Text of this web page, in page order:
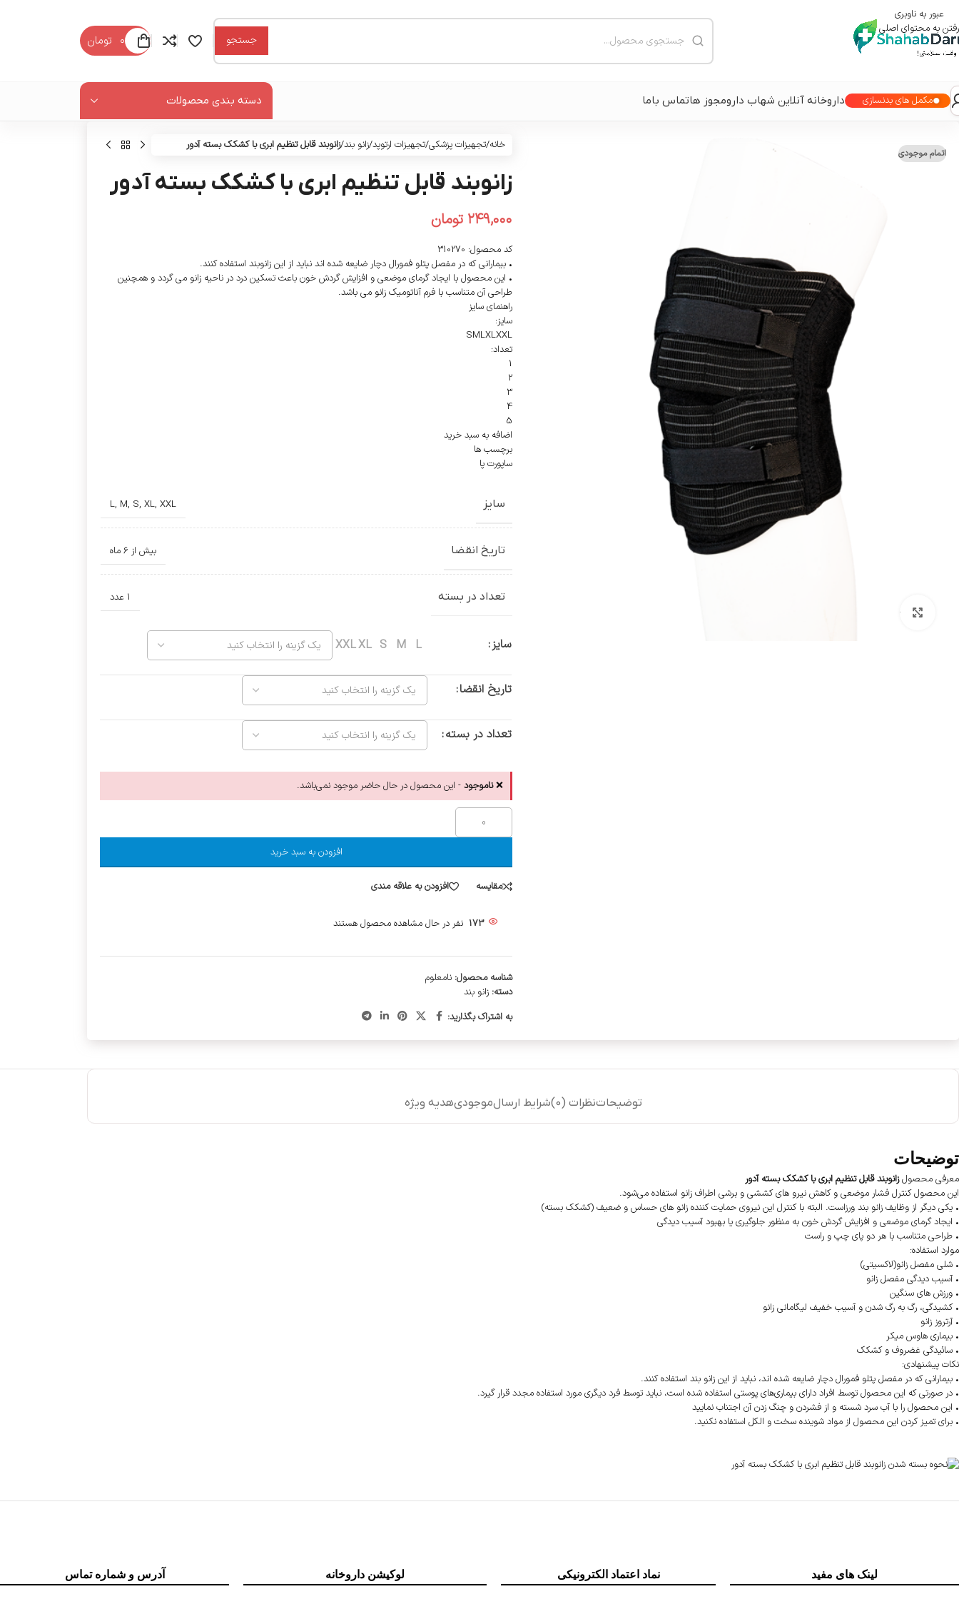
عبور به ناوبری
رفتن به محتوای اصلی
جستجو ۰ تومان
مکمل های بدنسازی داروخانه آنلاین شهاب دارومجوز هاتماس باما دسته بندی محصولات
اتمام موجودی
خانه/تجهیزات پزشکی/تجهیزات ارتوپد/زانو بند/زانوبند قابل تنظیم ابری با کشکک بسته آدور
زانوبند قابل تنظیم ابری با کشکک بسته آدور
۲۴۹,۰۰۰ تومان
کد محصول: 310270
• بیمارانی که در مفصل پتلو فمورال دچار ضایعه شده اند نباید از این زانوبند استفاده کنند.
• این محصول با ایجاد گرمای موضعی و افزایش گردش خون باعث تسکین درد در ناحیه زانو می گردد و همچنین
طراحی آن متناسب با فرم آناتومیک زانو می باشد.
راهنمای سایز
سایز:
SMLXLXXL
تعداد:
1
2
3
4
5
اضافه به سبد خرید
برچسب ها
ساپورت پا
سایز L, M, S,XL,XXL
تاریخ انقضا بیش از 6 ماه
تعداد در بسته 1 عدد
سایز L
M
S
XL
XXL
تاریخ انقضا
تعداد در بسته
❌ناموجود- این محصول در حال حاضر موجود نمی‌باشد.
افزودن به سبد خرید
مقایسه افزودن به علاقه مندی
173 نفر در حال مشاهده محصول هستند
شناسه محصول: نامعلوم
دسته: زانو بند
به اشتراک بگذارید:
توضیحاتنظرات (0) شرایط ارسالموجودیهدیه ویژه
توضیحات
معرفی محصولزانوبند قابل تنظیم ابری با کشکک بسته آدور
این محصول کنترل فشار موضعی و کاهش نیرو های کششی و برشی اطراف زانو استفاده می‌شود.
• یکی دیگر از وظایف زانو بند ورزاست. البته با کنترل این نیروی حمایت کننده زانو های حساس و ضعیف (کشکک بسته)
• ایجاد گرمای موضعی و افزایش گردش خون به منظور جلوگیری یا بهبود آسیب دیدگی
• طراحی متناسب با هر دو پای چپ و راست
موارد استفاده:
• شلی مفصل زانو(لاکسیتی)
• آسیب دیدگی مفصل زانو
• ورزش های سنگین
• کشیدگی، رگ به رگ شدن و آسیب خفیف لیگامانی زانو
• آرتروز زانو
• بیماری هاوس میکر
• سائیدگی غضروف و کشکک
نکات پیشنهادی:
• بیمارانی که در مفصل پتلو فمورال دچار ضایعه شده اند، نباید از این زانو بند استفاده کنند.
• در صورتی که این محصول توسط افراد دارای بیماری‌های پوستی استفاده شده است، نباید توسط فرد دیگری مورد استفاده مجدد قرار گیرد.
• این محصول را با آب سرد شسته و از فشردن و چنگ زدن آن اجتناب نماييد
• برای تمیز کردن این محصول از مواد شوینده سخت و الکل استفاده نکنید.
لینک های مفید نماد اعتماد الکترونیکی لوکیشن داروخانه آدرس و شماره تماس